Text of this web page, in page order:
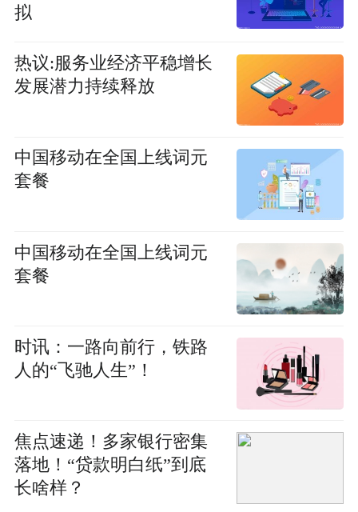
拟
热议:服务业经济平稳增长
发展潜力持续释放
中国移动在全国上线词元
套餐
中国移动在全国上线词元
套餐
时讯：一路向前行，铁路
人的“飞驰人生”！
焦点速递！多家银行密集
落地！“贷款明白纸”到底
长啥样？